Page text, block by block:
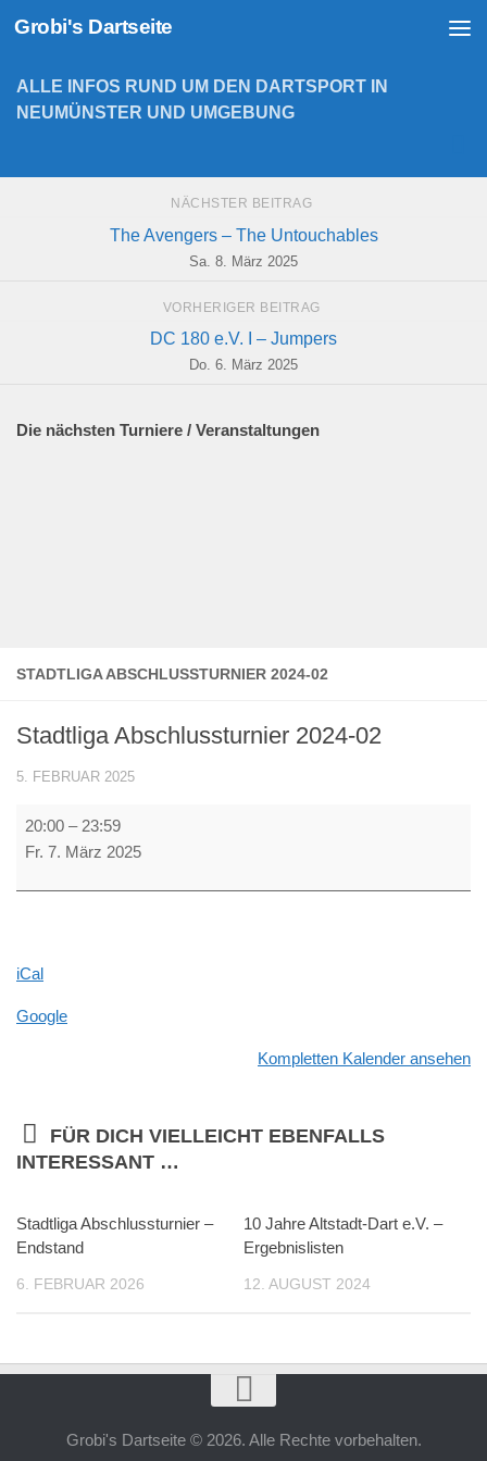
Zum Inhalt springen
Grobi's Dartseite
STADTLIGA ABSCHLUSSTURNIER 2024-02
Stadtliga Abschlussturnier 2024-02
5. FEBRUAR 2025
Stadtliga
Abschlussturnier
02
20:00 – 23:59
Fr. 7. März 2025
iCal
Google
Kompletten Kalender ansehen
FÜR DICH VIELLEICHT EBENFALLS
INTERESSANT …
Stadtliga Abschlussturnier –
Endstand
6. FEBRUAR 2026
10 Jahre Altstadt-Dart e.V. –
Ergebnislisten
12. AUGUST 2024
ALLE INFOS RUND UM DEN DARTSPORT IN
NEUMÜNSTER UND UMGEBUNG
NÄCHSTER BEITRAG
The Avengers – The Untouchables
Sa. 8. März 2025
VORHERIGER BEITRAG
DC 180 e.V. I – Jumpers
Do. 6. März 2025
Die nächsten Turniere / Veranstaltungen
Grobi's Dartseite © 2026. Alle Rechte vorbehalten.